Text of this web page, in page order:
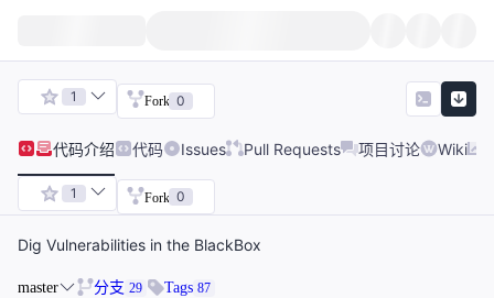
1 Fork 0
代码介绍 代码 Issues Pull Requests 项目讨论 Wiki
1 Fork 0
Dig Vulnerabilities in the BlackBox
master 分支 29 Tags 87